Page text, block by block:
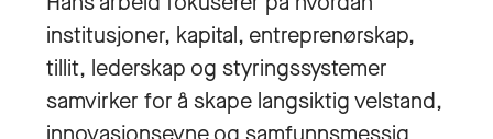
institusjoner, kapital, entreprenørskap,
tillit, lederskap og styringssystemer
samvirker for å skape langsiktig velstand,